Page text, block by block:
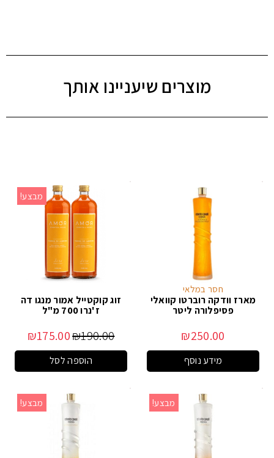
מוצרים שיעניינו אותך
חסר במלאי
מארז וודקה רוברטו קוואלי
פסיפלורה ליטר
₪250.00
מידע נוסף
מבצע!
זוג קוקטייל אמור מנגו דה
ז'נרו 700 מ"ל
₪190.00
₪175.00
הוספה לסל
מבצע! מבצע!